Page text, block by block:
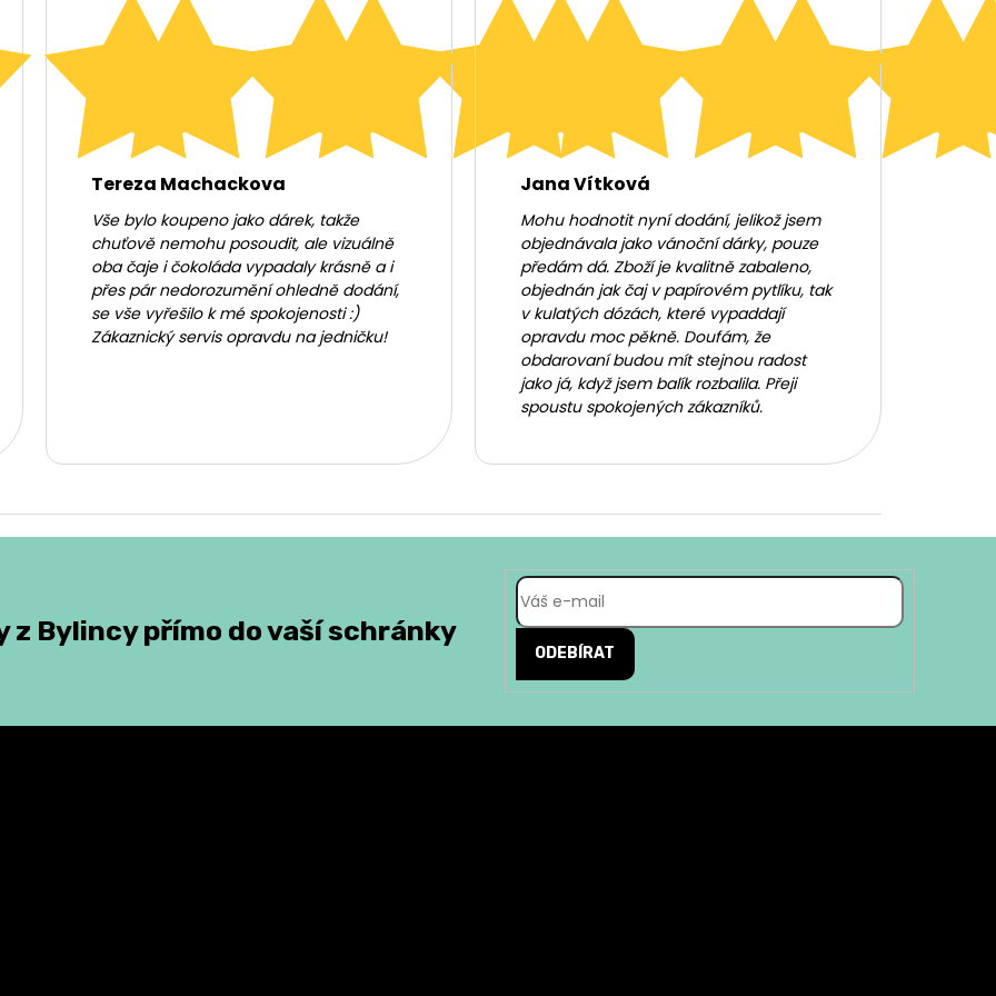
Tereza Machackova
Vše bylo koupeno jako dárek, takže
chuťově nemohu posoudit, ale vizuálně
oba čaje i čokoláda vypadaly krásně a i
přes pár nedorozumění ohledně dodání,
se vše vyřešilo k mé spokojenosti :)
Zákaznický servis opravdu na jedničku!
Jana Vítková
Mohu hodnotit nyní dodání, jelikož jsem
objednávala jako vánoční dárky, pouze
předám dá. Zboží je kvalitně zabaleno,
objednán jak čaj v papírovém pytlíku, tak
v kulatých dózách, které vypaddají
opravdu moc pěkně. Doufám, že
obdarovaní budou mít stejnou radost
jako já, když jsem balík rozbalila. Přeji
spoustu spokojených zákazníků.
z Bylincy přímo do vaší schránky
ODEBÍRAT